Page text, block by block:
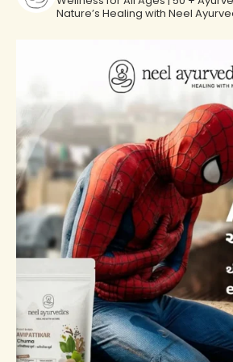
prevenir problemas relacionados con
Refuerzo inmunológico: mejora la
su contenido antioxidante.
Precauciones:
Embarazo:Las mujeres
consejo médico antes de
Alergias: Las personas con alergias
usarlo con precaución o después
profesional de la salud.
Nature’s Healing with Neel